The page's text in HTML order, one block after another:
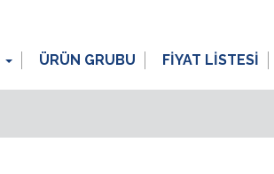
ÜRÜN GRUBU FİYAT LİSTESİ